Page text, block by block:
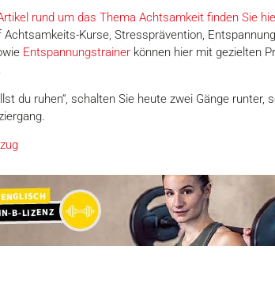
rund um das Thema Achtsamkeit finden Sie
Kurse, Stressprävention,
Entspannungstrainer können hier mit gezielten
du ruhen“, schalten Sie heute zwei Gänge